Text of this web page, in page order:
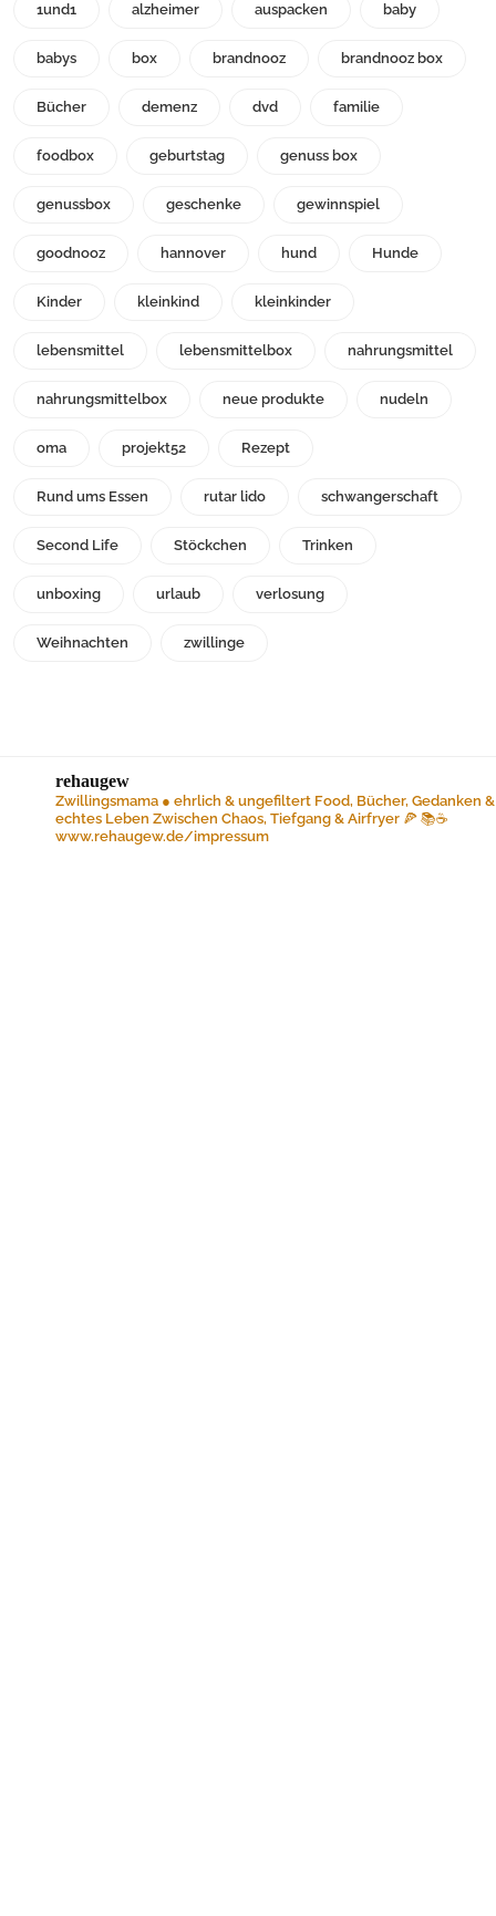
1und1 alzheimer auspacken baby
babys box brandnooz brandnooz box
Bücher demenz dvd familie
foodbox geburtstag genuss box
genussbox geschenke gewinnspiel
goodnooz hannover hund Hunde
Kinder kleinkind kleinkinder
lebensmittel lebensmittelbox nahrungsmittel
nahrungsmittelbox neue produkte nudeln
oma projekt52 Rezept
Rund ums Essen rutar lido schwangerschaft
Second Life Stöckchen Trinken
unboxing urlaub verlosung
Weihnachten zwillinge
rehaugew
Zwillingsmama ● ehrlich & ungefiltert Food, Bücher, Gedanken &
echtes Leben Zwischen Chaos, Tiefgang & Airfryer 🍕 📚☕️
www.rehaugew.de/impressum